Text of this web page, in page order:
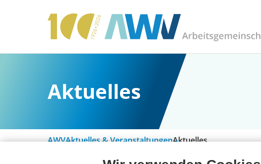
Aktuelles
AWVAktuelles & VeranstaltungenAktuelles